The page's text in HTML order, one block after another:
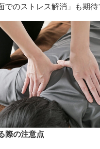
でのストレス解消」も期待
際の注意点